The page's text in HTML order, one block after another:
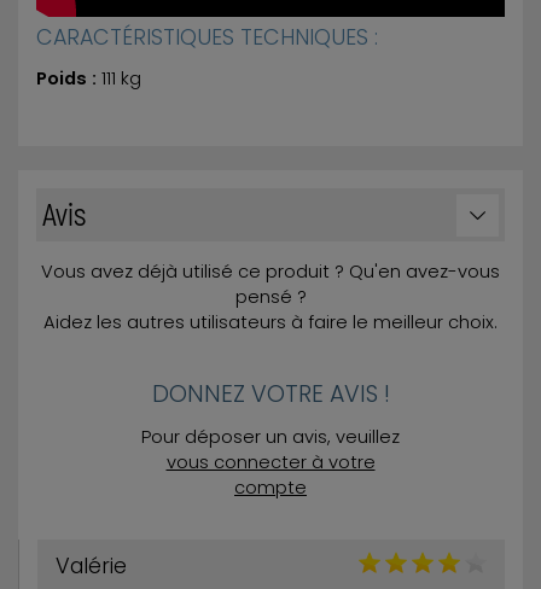
CARACTÉRISTIQUES TECHNIQUES :
Poids : 111 kg
Avis
Vous avez déjà utilisé ce produit ? Qu'en avez-vous
pensé ?
Aidez les autres utilisateurs à faire le meilleur choix.
DONNEZ VOTRE AVIS !
Pour déposer un avis, veuillez
vous connecter à votre
compte
Valérie